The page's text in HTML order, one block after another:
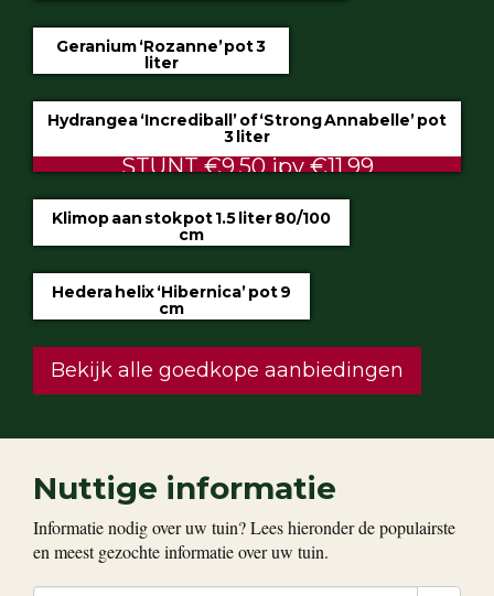
Geranium ‘Rozanne’ pot 3
liter
Hydrangea ‘Incrediball’ of ‘Strong Annabelle’ pot
3 liter
STUNT €9.50 ipv €11.99
Klimop aan stok pot 1.5 liter 80/100
cm
Hedera helix ‘Hibernica’ pot 9
cm
Bekijk alle goedkope aanbiedingen
Nuttige informatie
Informatie nodig over uw tuin? Lees hieronder de populairste
en meest gezochte informatie over uw tuin.